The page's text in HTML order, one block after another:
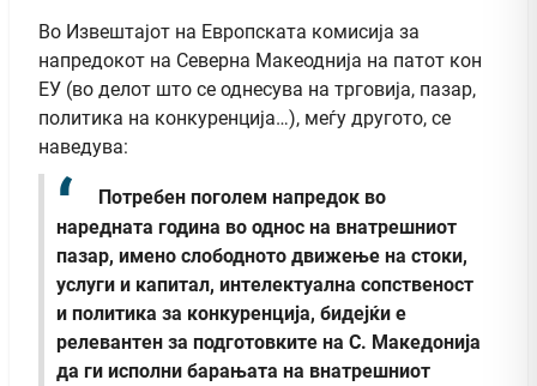
Во Извештајот на Европската комисија за
напредокот на Северна Макеоднија на патот кон
ЕУ (во делот што се однесува на трговија, пазар,
политика на конкуренција…), меѓу другото, се
наведува:
Потребен поголем напредок во
наредната година во однос на внатрешниот
пазар, имено слободното движење на стоки,
услуги и капитал, интелектуална сопственост
и политика за конкуренција, бидејќи е
релевантен за подготовките на С. Македонија
да ги исполни барањата на внатрешниот